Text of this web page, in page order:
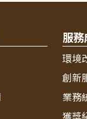
服務
環境
創新
業務